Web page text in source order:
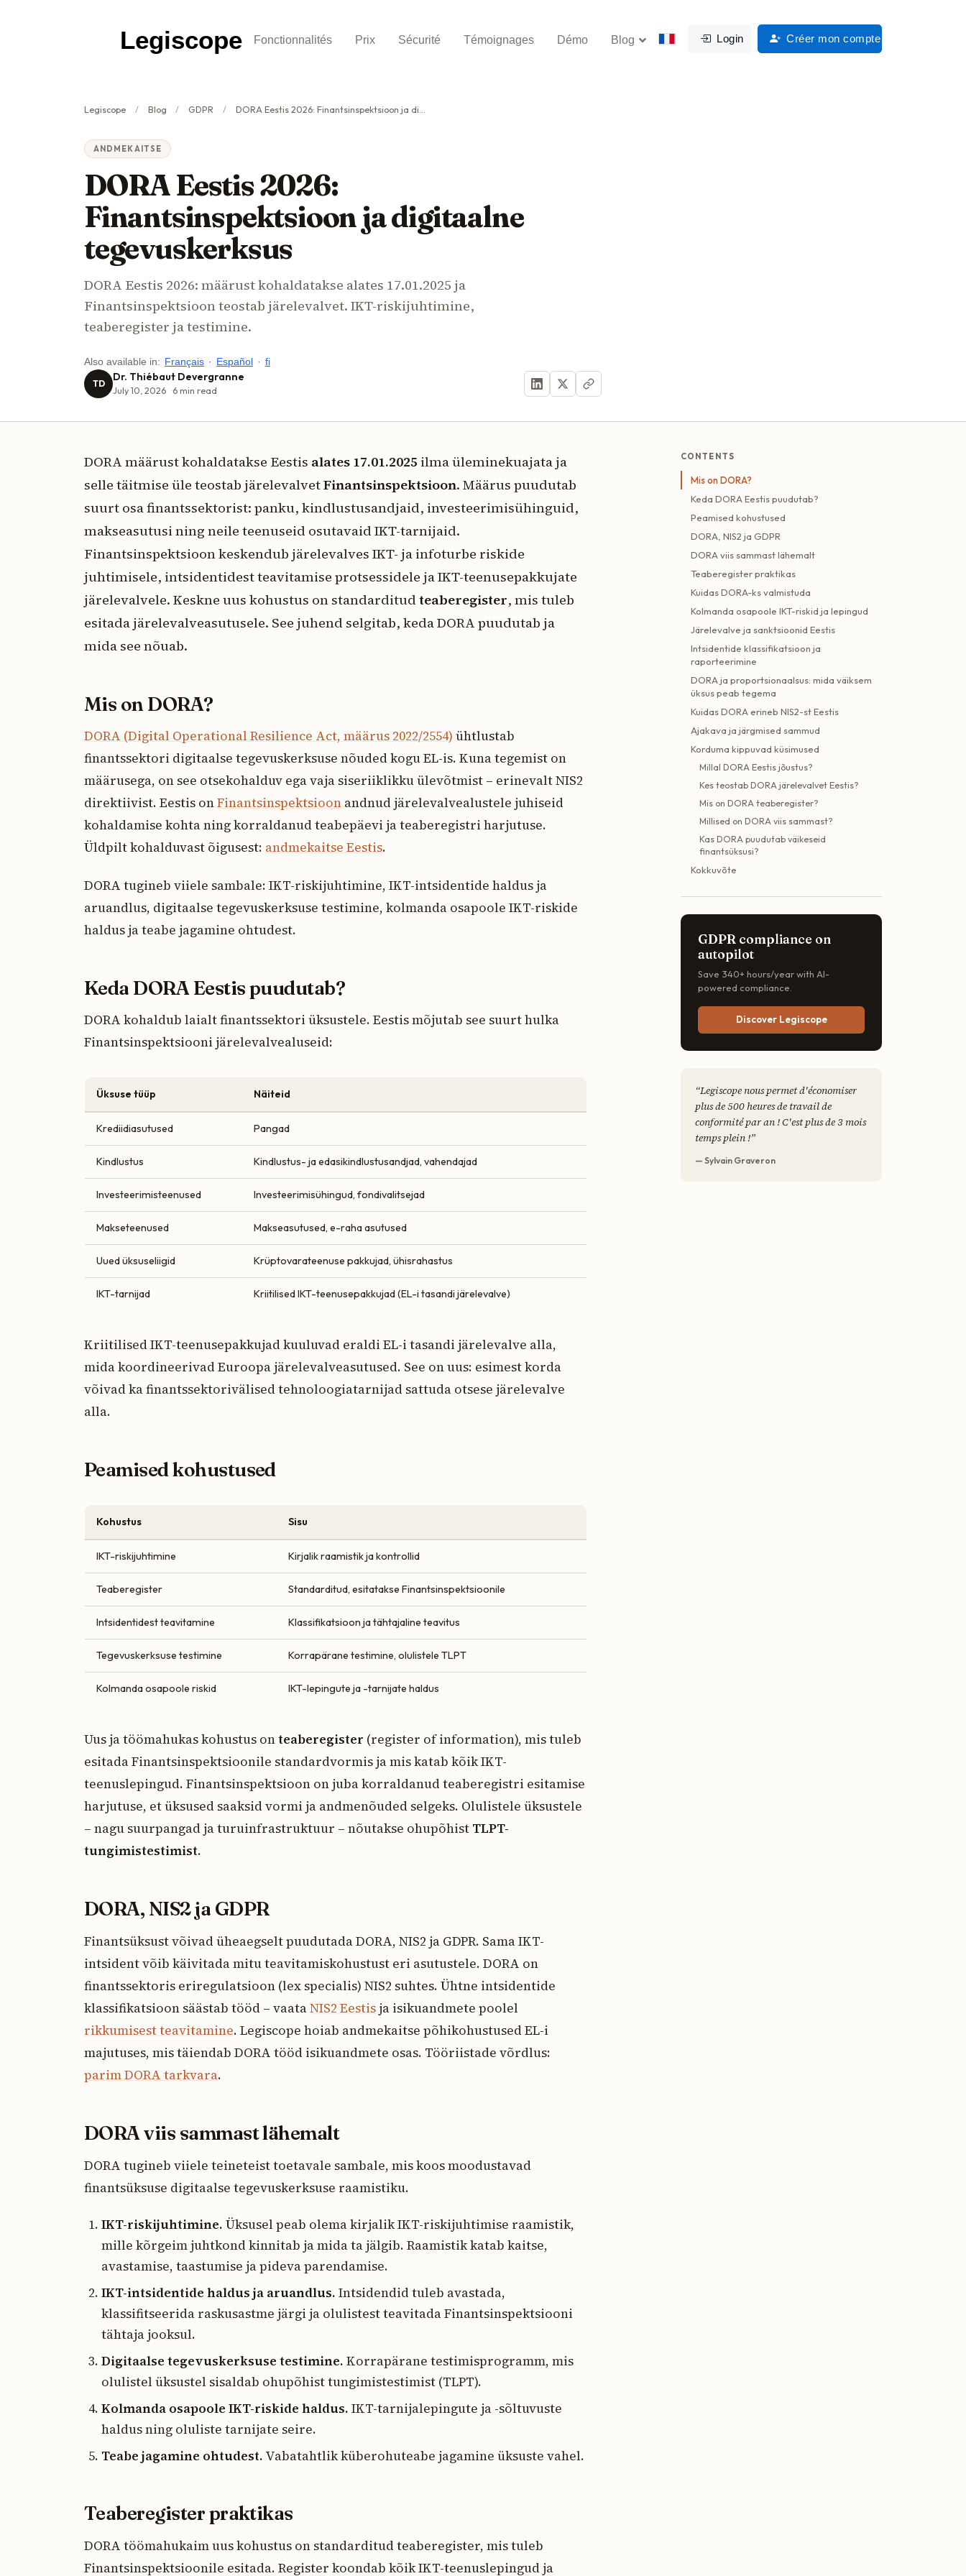
Legiscope Fonctionnalités Prix Sécurité Témoignages Démo Blog Login Créer mon compte
Legiscope Blog GDPR DORA Eestis 2026: Finantsinspektsioon ja digitaalne tegevuskerksus
ANDMEKAITSE
DORA Eestis 2026:
Finantsinspektsioon ja digitaalne
tegevuskerksus
DORA Eestis 2026: määrust kohaldatakse alates 17.01.2025 ja
Finantsinspektsioon teostab järelevalvet. IKT-riskijuhtimine,
teaberegister ja testimine.
Also available in: Français · Español · fi
TD Dr. Thiébaut Devergranne
July 10, 2026 6 min read
DORA määrust kohaldatakse Eestis alates 17.01.2025 ilma üleminekuajata ja
selle täitmise üle teostab järelevalvetFinantsinspektsioon. Määrus puudutab
suurt osa finantssektorist: panku, kindlustusandjaid, investeerimisühinguid,
makseasutusi ning neile teenuseid osutavaid IKT-tarnijaid.
Finantsinspektsioon keskendub järelevalves IKT- ja infoturbe riskide
juhtimisele, intsidentidest teavitamise protsessidele ja IKT-teenusepakkujate
järelevalvele. Keskne uus kohustus on standarditud teaberegister, mis tuleb
esitada järelevalveasutusele. See juhend selgitab, keda DORA puudutab ja
mida see nõuab.
Mis on DORA?
DORA (Digital Operational Resilience Act, määrus 2022/2554) ühtlustab
finantssektori digitaalse tegevuskerksuse nõuded kogu EL-is. Kuna tegemist on
määrusega, on see otsekohalduv ega vaja siseriiklikku ülevõtmist – erinevalt NIS2
direktiivist. Eestis onFinantsinspektsioon andnud järelevalvealustele juhiseid
kohaldamise kohta ning korraldanud teabepäevi ja teaberegistri harjutuse.
Üldpilt kohalduvast õigusest: andmekaitse Eestis.
DORA tugineb viiele sambale: IKT-riskijuhtimine, IKT-intsidentide haldus ja
aruandlus, digitaalse tegevuskerksuse testimine, kolmanda osapoole IKT-riskide
haldus ja teabe jagamine ohtudest.
Keda DORA Eestis puudutab?
DORA kohaldub laialt finantssektori üksustele. Eestis mõjutab see suurt hulka
Finantsinspektsiooni järelevalvealuseid:
Üksuse tüüp Näiteid
Krediidiasutused Pangad
Kindlustus Kindlustus- ja edasikindlustusandjad, vahendajad
Investeerimisteenused Investeerimisühingud, fondivalitsejad
Makseteenused Makseasutused, e-raha asutused
Uued üksuseliigid Krüptovarateenuse pakkujad, ühisrahastus
IKT-tarnijad Kriitilised IKT-teenusepakkujad (EL-i tasandi järelevalve)
Kriitilised IKT-teenusepakkujad kuuluvad eraldi EL-i tasandi järelevalve alla,
mida koordineerivad Euroopa järelevalveasutused. See on uus: esimest korda
võivad ka finantssektorivälised tehnoloogiatarnijad sattuda otsese järelevalve
alla.
Peamised kohustused
Kohustus Sisu
IKT-riskijuhtimine Kirjalik raamistik ja kontrollid
Teaberegister Standarditud, esitatakse Finantsinspektsioonile
Intsidentidest teavitamine Klassifikatsioon ja tähtajaline teavitus
Tegevuskerksuse testimine Korrapärane testimine, olulistele TLPT
Kolmanda osapoole riskid IKT-lepingute ja -tarnijate haldus
Uus ja töömahukas kohustus onteaberegister (register of information), mis tuleb
esitada Finantsinspektsioonile standardvormis ja mis katab kõik IKT-
teenuslepingud. Finantsinspektsioon on juba korraldanud teaberegistri esitamise
harjutuse, et üksused saaksid vormi ja andmenõuded selgeks. Olulistele üksustele
– nagu suurpangad ja turuinfrastruktuur – nõutakse ohupõhist TLPT-
tungimistestimist.
DORA, NIS2 ja GDPR
Finantsüksust võivad üheaegselt puudutada DORA, NIS2 ja GDPR. Sama IKT-
intsident võib käivitada mitu teavitamiskohustust eri asutustele. DORA on
finantssektoris eriregulatsioon (lex specialis) NIS2 suhtes. Ühtne intsidentide
klassifikatsioon säästab tööd – vaataNIS2 Eestis ja isikuandmete poolel
rikkumisest teavitamine. Legiscope hoiab andmekaitse põhikohustused EL-i
majutuses, mis täiendab DORA tööd isikuandmete osas. Tööriistade võrdlus:
parim DORA tarkvara.
DORA viis sammast lähemalt
DORA tugineb viiele teineteist toetavale sambale, mis koos moodustavad
finantsüksuse digitaalse tegevuskerksuse raamistiku.
IKT-riskijuhtimine. Üksusel peab olema kirjalik IKT-riskijuhtimise raamistik,
mille kõrgeim juhtkond kinnitab ja mida ta jälgib. Raamistik katab kaitse,
avastamise, taastumise ja pideva parendamise.
IKT-intsidentide haldus ja aruandlus. Intsidendid tuleb avastada,
klassifitseerida raskusastme järgi ja olulistest teavitada Finantsinspektsiooni
tähtaja jooksul.
Digitaalse tegevuskerksuse testimine. Korrapärane testimisprogramm, mis
olulistel üksustel sisaldab ohupõhist tungimistestimist (TLPT).
Kolmanda osapoole IKT-riskide haldus. IKT-tarnijalepingute ja -sõltuvuste
haldus ning oluliste tarnijate seire.
Teabe jagamine ohtudest. Vabatahtlik küberohuteabe jagamine üksuste vahel.
Teaberegister praktikas
DORA töömahukaim uus kohustus on standarditud teaberegister, mis tuleb
Finantsinspektsioonile esitada. Register koondab kõik IKT-teenuslepingud ja
CONTENTS
Mis on DORA?
Keda DORA Eestis puudutab?
Peamised kohustused
DORA, NIS2 ja GDPR
DORA viis sammast lähemalt
Teaberegister praktikas
Kuidas DORA-ks valmistuda
Kolmanda osapoole IKT-riskid ja lepingud
Järelevalve ja sanktsioonid Eestis
Intsidentide klassifikatsioon ja
raporteerimine
DORA ja proportsionaalsus: mida väiksem
üksus peab tegema
Kuidas DORA erineb NIS2-st Eestis
Ajakava ja järgmised sammud
Korduma kippuvad küsimused
Millal DORA Eestis jõustus?
Kes teostab DORA järelevalvet Eestis?
Mis on DORA teaberegister?
Millised on DORA viis sammast?
Kas DORA puudutab väikeseid
finantsüksusi?
Kokkuvõte
GDPR compliance on
autopilot
Save 340+ hours/year with AI-
powered compliance.
Discover Legiscope
“Legiscope nous permet d'économiser
plus de 500 heures de travail de
conformité par an ! C'est plus de 3 mois
temps plein !”
— Sylvain Graveron